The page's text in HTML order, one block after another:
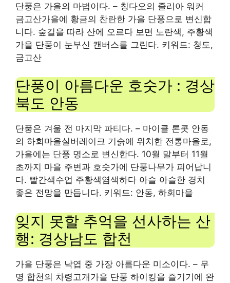
단풍은 가을의 마법이다. – 칭다오의 줄리아 워커
금고산가을에 황금의 찬란한 가을 단풍으로 변신합
니다. 숲길을 따라 산에 오르다 보면 노란색, 주황색
가을 단풍이 눈부신 캔버스를 그린다. 키워드: 청도,
금고산
단풍이 아름다운 호숫가 : 경상
북도 안동
단풍은 겨울 전 마지막 파티다. – 마이클 론콧 안동
의 하회마을실버레이크 기슭에 위치한 전통마을로,
가을에는 단풍 명소로 변신한다. 10월 말부터 11월
초까지 마을 주변과 호숫가에 단풍나무가 피어납니
다. 빨간색수업 주황색염색하다 아슬 아슬한 경치
좋은 전망을 만듭니다. 키워드: 안동, 하회마을
잊지 못할 추억을 선사하는 산
행: 경상남도 합천
가을 단풍은 낙엽 중 가장 아름다운 미소이다. – 무
명 합천의 차령고개가을 단풍 하이킹을 즐기기에 완